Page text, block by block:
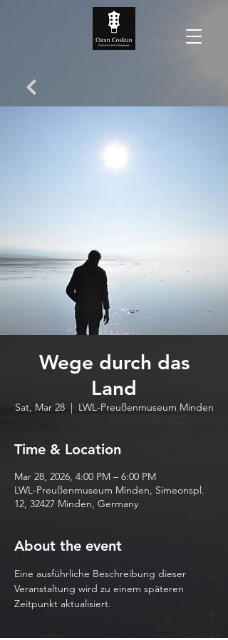
Wege durch das
Land
Sat, Mar 28
  |
LWL-Preußenmuseum Minden
Time & Location
Mar 28, 2026, 4:00 PM – 6:00 PM
LWL-Preußenmuseum Minden, Simeonspl.
12, 32427 Minden, Germany
About the event
Eine ausführliche Beschreibung dieser
Veranstaltung wird zu einem späteren
Zeitpunkt aktualisiert.